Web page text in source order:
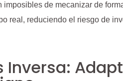
de mecanizar de
real, reduciendo el riesgo de